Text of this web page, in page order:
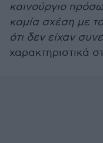
καινούργιο
καμία σχέση με
ότι δεν είχαν
χαρακτηριστικά